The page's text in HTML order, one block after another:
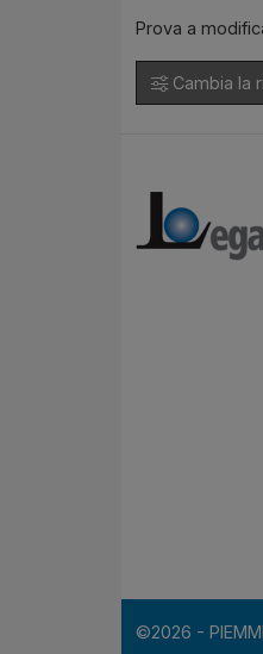
Prova a
Cambia la
©2026 -